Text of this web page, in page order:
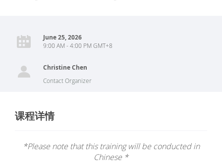
June 25, 2026
9:00 AM - 4:00 PM GMT+8
Christine Chen
Contact Organizer
课程详情
*Please note that this training will be conducted in
Chinese *